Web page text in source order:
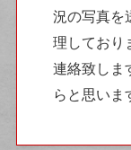
況の写真を
理しており
連絡致しま
らと思いま